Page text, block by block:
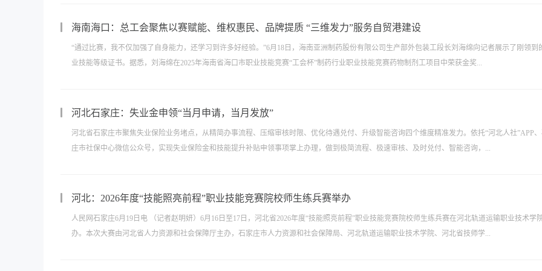
海南海口：总工会聚焦以赛赋能、维权惠民、品牌提质 “三维发力”服务自贸港建设
“通过比赛，我不仅加强了自身能力，还学习到许多好经验。”6月18日，海南亚洲制药股份有限公司生产部外包装工段长刘海绵向记者展示了刚领到
业技能等级证书。据悉，刘海绵在2025年海南省海口市职业技能竞赛“工会杯”制药行业职业技能竞赛药物制剂工项目中荣获金奖...
河北石家庄：失业金申领“当月申请，当月发放”
河北省石家庄市聚焦失业保险业务堵点，从精简办事流程、压缩审核时限、优化待遇兑付、升级智能咨询四个维度精准发力。依托“河北人社”APP
庄市社保中心微信公众号，实现失业保险金和技能提升补贴申领事项掌上办理，做到极简流程、极速审核、及时兑付、智能咨询，...
河北：2026年度“技能照亮前程”职业技能竞赛院校师生练兵赛举办
人民网石家庄6月19日电 （记者赵明妍）6月16日至17日，河北省2026年度“技能照亮前程”职业技能竞赛院校师生练兵赛在河北轨道运输职业技术学
办。本次大赛由河北省人力资源和社会保障厅主办，石家庄市人力资源和社会保障局、河北轨道运输职业技术学院、河北省技师学...